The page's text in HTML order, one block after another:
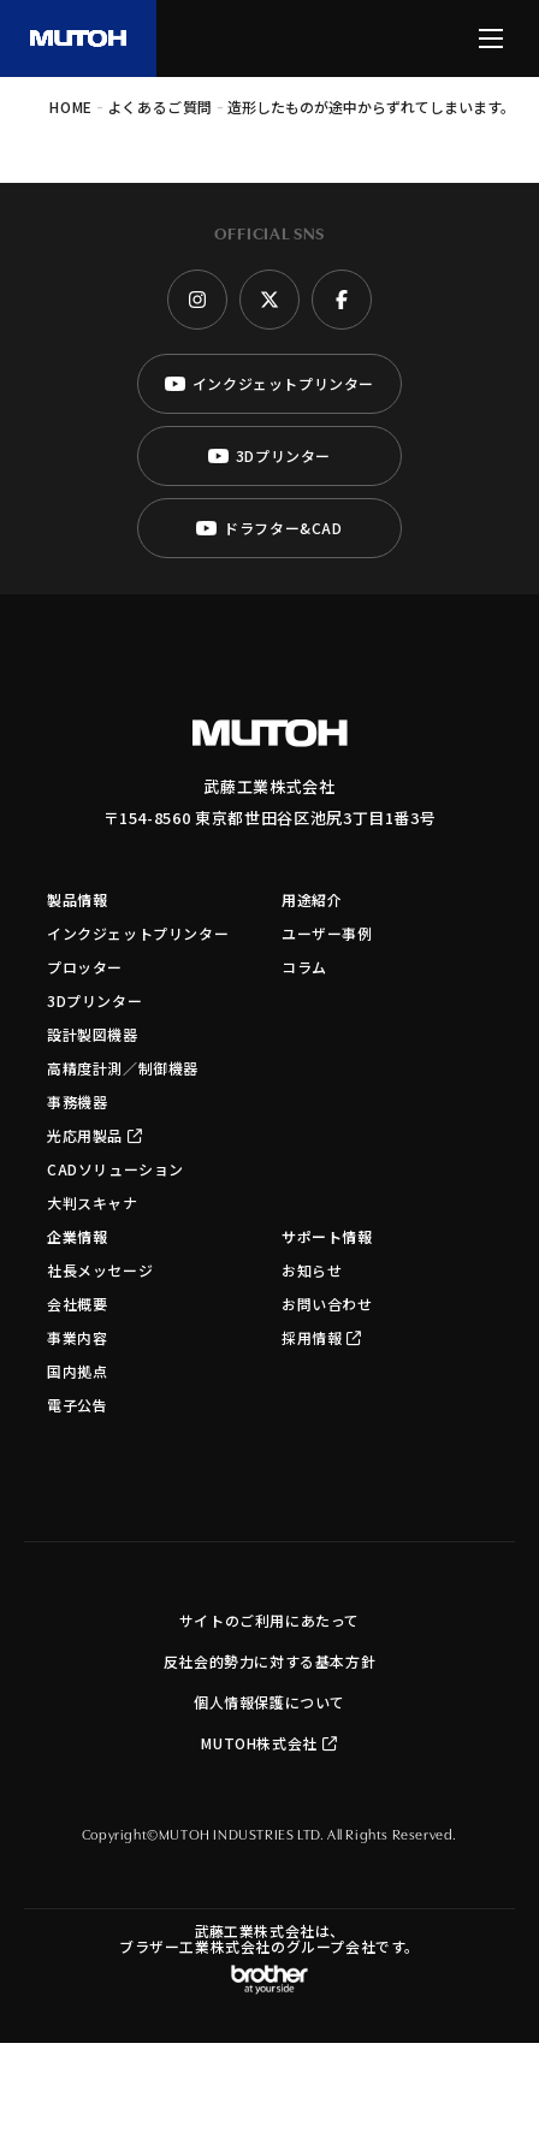
HOME - よくあるご質問 - 造形したものが途中からずれてしまいます。
OFFICIAL SNS
インクジェットプリンター
3Dプリンター
ドラフター&CAD
武藤工業株式会社
〒154-8560 東京都世田谷区池尻3丁目1番3号
製品情報
インクジェットプリンター
プロッター
3Dプリンター
設計製図機器
高精度計測／制御機器
事務機器
光応用製品
CADソリューション
大判スキャナ
用途紹介
ユーザー事例
コラム
企業情報
社長メッセージ
会社概要
事業内容
国内拠点
電子公告
サポート情報
お知らせ
お問い合わせ
採用情報
サイトのご利用にあたって
反社会的勢力に対する基本方針
個人情報保護について
MUTOH株式会社
Copyright©MUTOH INDUSTRIES LTD. All Rights Reserved.
武藤工業株式会社は、
ブラザー工業株式会社のグループ会社です。